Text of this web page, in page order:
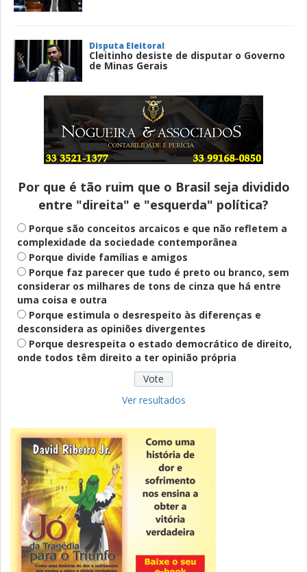
Disputa Eleitoral
Cleitinho desiste de disputar o Governo
de Minas Gerais
Entenda
Pix Pensão Alimentícia: entenda o que é
e como solicitar
Saúde Mental
Plataforma oferece escuta em saúde
mental para jovens no SUS Digital
Definido
PT lança Patrus Ananias como candidato
ao governo de Minas Gerais
Fies: pré-selecionados têm até terça
para complementar informações
Novidade
CNPJ alfanumérico começa a ser emitido
nesta sexta
ver todas »
Por que é tão ruim que o Brasil seja dividido
entre "direita" e "esquerda" política?
Porque são conceitos arcaicos e que não refletem a
complexidade da sociedade contemporânea
Porque divide famílias e amigos
Porque faz parecer que tudo é preto ou branco, sem
considerar os milhares de tons de cinza que há entre
uma coisa e outra
Porque estimula o desrespeito às diferenças e
desconsidera as opiniões divergentes
Porque desrespeita o estado democrático de direito,
onde todos têm direito a ter opinião própria
Ver resultados